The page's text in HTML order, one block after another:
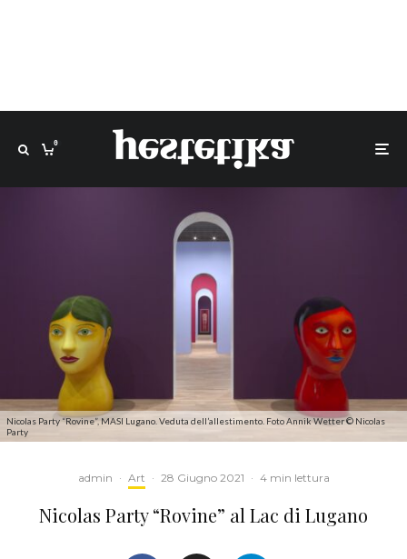
0
Nicolas Party “Rovine”, MASI Lugano. Veduta dell’allestimento. Foto Annik Wetter © Nicolas
Party
admin · Art · 28 Giugno 2021 · 4 min lettura
Nicolas Party “Rovine” al Lac di Lugano